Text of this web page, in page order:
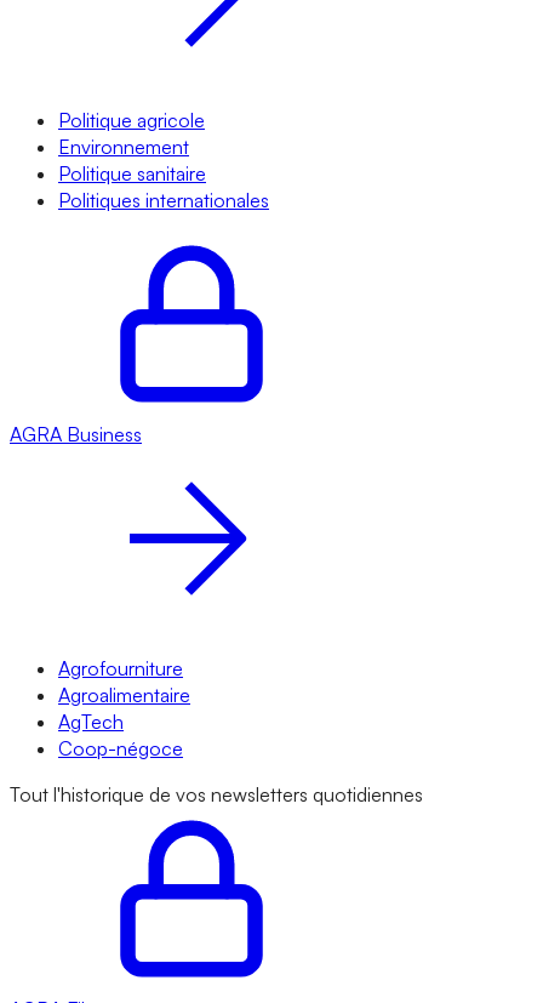
Politique agricole
Environnement
Politique sanitaire
Politiques internationales
AGRA Business
Agrofourniture
Agroalimentaire
AgTech
Coop-négoce
Tout l'historique de vos newsletters quotidiennes